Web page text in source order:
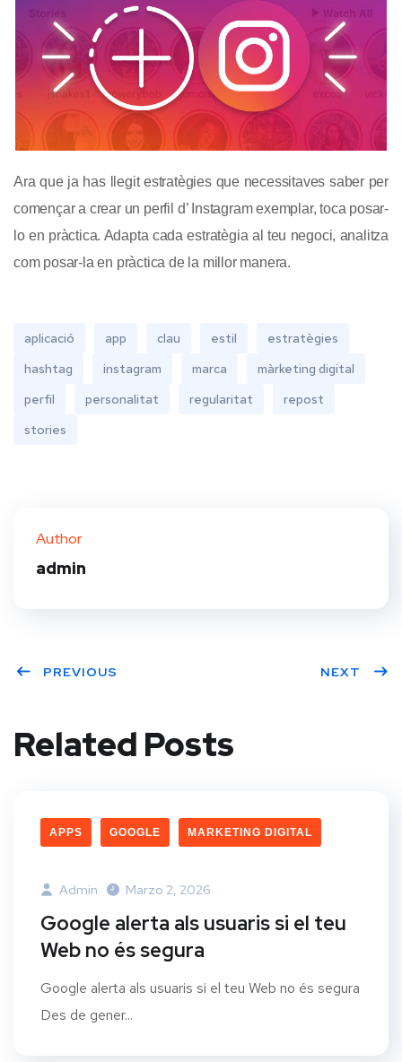
Ara que ja has llegit estratègies que necessitaves saber per
començar a crear un perfil d’ Instagram exemplar, toca posar-
lo en pràctica. Adapta cada estratègia al teu negoci, analitza
com posar-la en pràctica de la millor manera.
aplicació app clau estil
estratègies
hashtag
instagram marca
màrketing digital
perfil
personalitat regularitat
repost
stories
Author
admin
PREVIOUS NEXT
Related Posts
APPS GOOGLE MARKETING DIGITAL
Admin Marzo 2, 2026
Google alerta als usuaris si el teu
Web no és segura
Google alerta als usuaris si el teu Web no és segura
Des de gener...